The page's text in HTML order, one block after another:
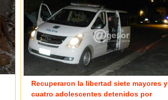
Recuperaron la libertad siete mayores y
cuatro adolescentes detenidos por